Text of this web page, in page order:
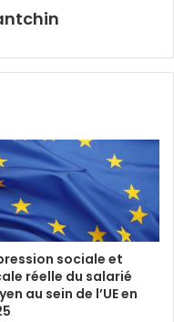
sociale et
réelle du salarié
au sein de l’UE en